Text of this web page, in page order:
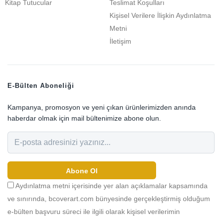
Kitap Tutucular
Teslimat Koşulları
Kişisel Verilere İlişkin Aydınlatma
Metni
İletişim
E-Bülten Aboneliği
Kampanya, promosyon ve yeni çıkan ürünlerimizden anında
haberdar olmak için mail bültenimize abone olun.
Abone Ol
Aydınlatma metni içerisinde yer alan açıklamalar kapsamında
ve sınırında, bcoverart.com bünyesinde gerçekleştirmiş olduğum
e-bülten başvuru süreci ile ilgili olarak kişisel verilerimin